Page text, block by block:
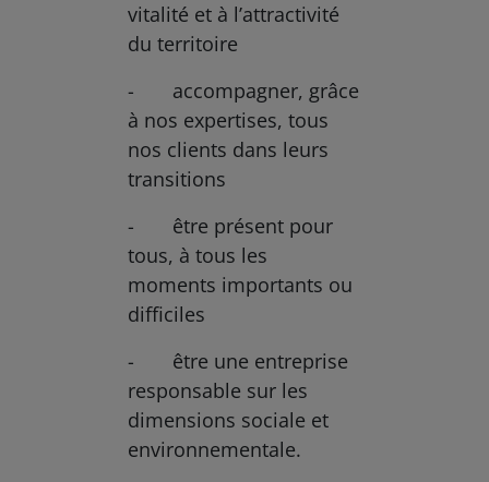
vitalité et à l’attractivité
du territoire
- accompagner, grâce
à nos expertises, tous
nos clients dans leurs
transitions
- être présent pour
tous, à tous les
moments importants ou
difficiles
- être une entreprise
responsable sur les
dimensions sociale et
environnementale.